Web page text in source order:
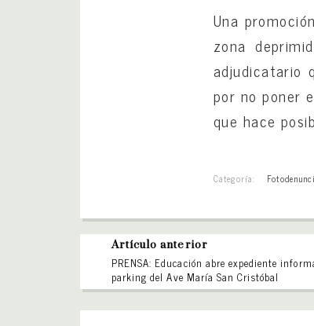
Una
zona
adjudicatario
por no poner
que hace
Categoría:
Artículo anterior
PRENSA: Educación abre expediente
parking del Ave María San Cristóbal